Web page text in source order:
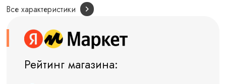
Все характеристики
Рейтинг магазина: